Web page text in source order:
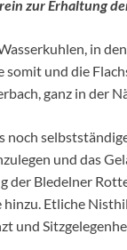
zur Erhaltung
in
und die
ganz in der
und das
Bledelner
Etliche
und